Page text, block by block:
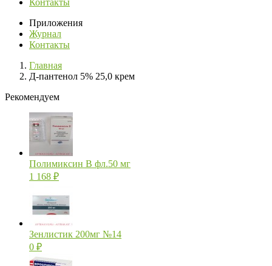
Контакты
Приложения
Журнал
Контакты
Главная
Д-пантенол 5% 25,0 крем
Рекомендуем
Полимиксин В фл.50 мг
1 168 ₽
Зенлистик 200мг №14
0 ₽